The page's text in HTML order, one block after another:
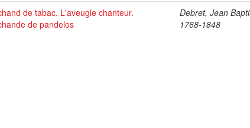
de tabac. L'aveugle chanteur.
de pandelos
Debret, Jean
1768-1848